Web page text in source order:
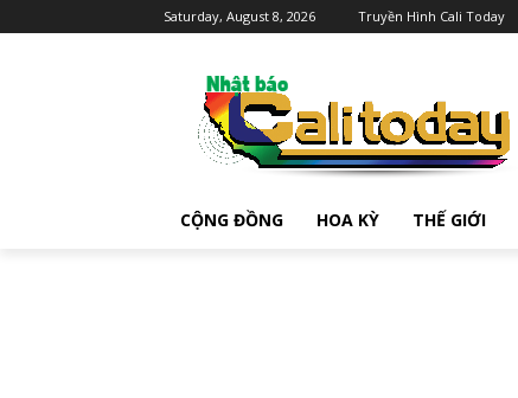
Saturday, August 8, 2026 Truyền Hình Cali Today
CỘNG ĐỒNG HOA KỲ THẾ GIỚI